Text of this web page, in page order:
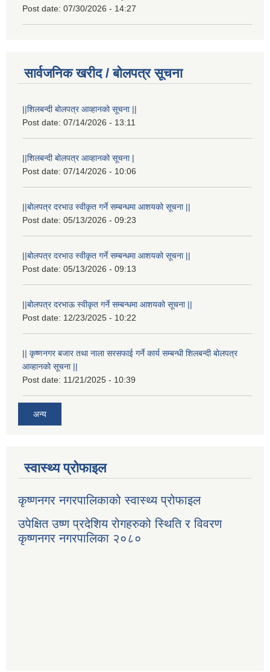
Post date: 07/30/2026 - 14:27
सार्वजनिक खरीद / बोलपत्र सूचना
||शिलबन्दी बोलपत्र आव्हानको सूचना ||
Post date: 07/14/2026 - 13:11
||शिलबन्दी बोलपत्र आव्हानको सूचना |
Post date: 07/14/2026 - 10:06
||बोलपत्र दरभाउ स्वीकृत गर्ने सम्बन्धमा आशयको सूचना ||
Post date: 05/13/2026 - 09:23
||बोलपत्र दरभाउ स्वीकृत गर्ने सम्बन्धमा आशयको सूचना ||
Post date: 05/13/2026 - 09:13
||बोलपत्र दरभाऊ स्वीकृत गर्ने सम्बन्धमा आशयको सूचना ||
Post date: 12/23/2025 - 10:22
|| कृष्णनगर बजार तथा नाला सरसफाई गर्ने कार्य सम्बन्धी शिलबन्दी बोलपत्र
आव्हानको सूचना ||
Post date: 11/21/2025 - 10:39
अन्य
स्वास्थ्य प्रोफाइल
कृष्णनगर नगरपालिकाको स्वास्थ्य प्रोफाइल
उपेक्षित उष्ण प्रदेशिय रोगहरुको स्थिति र विवरण
कृष्णनगर नगरपालिका २०८०